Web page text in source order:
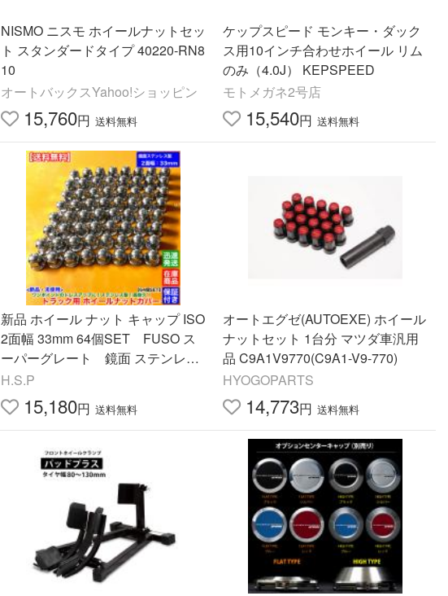
NISMO ニスモ ホイールナットセッ
ト スタンダードタイプ 40220-RN8
10
オートバックスYahoo!ショッピン
15,760円 送料無料
ケップスピード モンキー・ダック
ス用10インチ合わせホイール リム
のみ（4.0J） KEPSPEED
モトメガネ2号店
15,540円 送料無料
新品 ホイール ナット キャップ ISO
2面幅 33mm 64個SET FUSO ス
ーパーグレート 鏡面 ステンレス
製 高さ 51mm フロント リア フラ
ンジ付 メッキ トラック 4軸
H.S.P
15,180円 送料無料
オートエグゼ(AUTOEXE) ホイール
ナットセット 1台分 マツダ車汎用
品 C9A1V9770(C9A1-V9-770)
HYOGOPARTS
14,773円 送料無料